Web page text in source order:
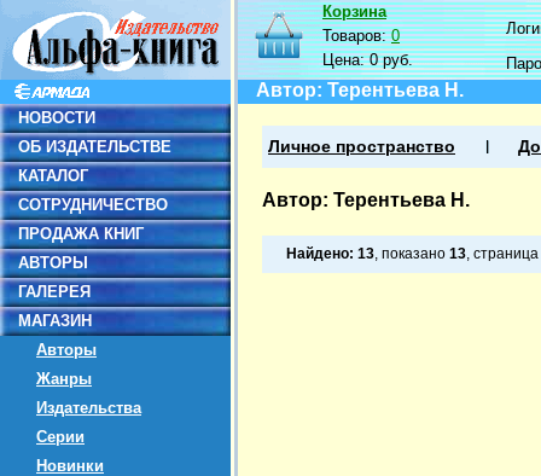
НОВОСТИ
ОБ ИЗДАТЕЛЬСТВЕ
КАТАЛОГ
СОТРУДНИЧЕСТВО
ПРОДАЖА КНИГ
АВТОРЫ
ГАЛЕРЕЯ
МАГАЗИН
Авторы
Жанры
Издательства
Серии
Новинки
Корзина
Товаров:0
Цена:0 руб.
Автор: Терентьева Н.
Личное пространство
Автор: Терентьева Н.
Найдено: 13, показано 13, страница